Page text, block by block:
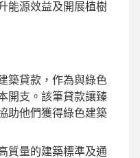
能源效益及開展植樹
築貸款，作為與綠色
開支。該筆貸款讓臻
助他們獲得綠色建築
質量的建築標準及通